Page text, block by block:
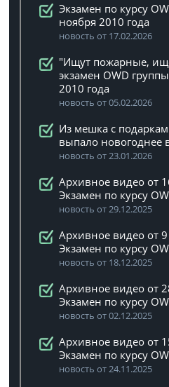
Экзамен по курсу
ноября 2010 года
новость от 17.02.2026
"Ищут пожарные,
экзамен OWD
2010 года
новость от 05.02.2026
Из мешка с
выпало новогоднее
новость от 23.01.2026
Архивное видео от
Экзамен по курсу
новость от 29.12.2025
Архивное видео от
Экзамен по курсу
новость от 18.12.2025
Архивное видео от
Экзамен по курсу
новость от 02.12.2025
Архивное видео от
Экзамен по курсу
новость от 24.11.2025